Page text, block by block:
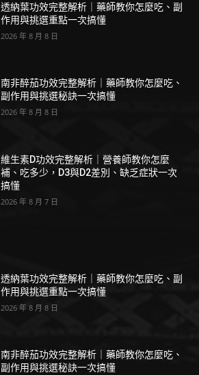
透納葉功效完整解析｜藥師教你怎麼吃、副
作用與挑選重點一次搞懂
2026 年 8 月 8 日
南非醉茄功效完整解析｜藥師教你怎麼吃、
副作用與挑選秘訣一次搞懂
2026 年 8 月 8 日
維生素D功效完整解析｜營養師教你怎麼
補、吃多少，D3與D2差別、缺乏症狀一次
搞懂
2026 年 8 月 7 日
透納葉功效完整解析｜藥師教你怎麼吃、副
作用與挑選重點一次搞懂
2026 年 8 月 8 日
南非醉茄功效完整解析｜藥師教你怎麼吃、
副作用與挑選秘訣一次搞懂